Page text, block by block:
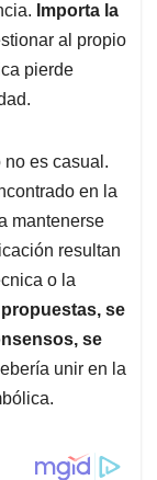
Importa la
al propio
pierde
es casual.
en la
mantenerse
resultan
o la
se
se
unir en la